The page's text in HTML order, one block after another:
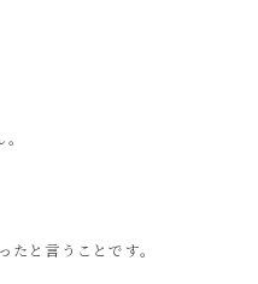
と言うことです。